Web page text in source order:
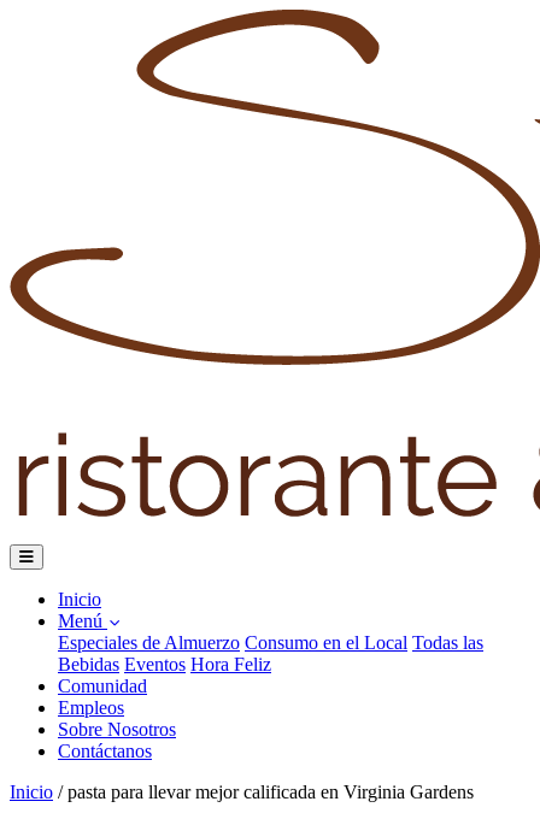
Inicio
Menú
Especiales de Almuerzo Consumo en el Local Todas las
Bebidas Eventos Hora Feliz
Comunidad
Empleos
Sobre Nosotros
Contáctanos
Inicio / pasta para llevar mejor calificada en Virginia Gardens